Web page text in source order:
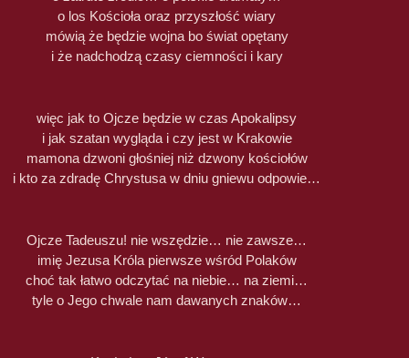
o los Kościoła oraz przyszłość wiary
mówią że będzie wojna bo świat opętany
i że nadchodzą czasy ciemności i kary
więc jak to Ojcze będzie w czas Apokalipsy
i jak szatan wygląda i czy jest w Krakowie
mamona dzwoni głośniej niż dzwony kościołów
i kto za zdradę Chrystusa w dniu gniewu odpowie…
Ojcze Tadeuszu! nie wszędzie… nie zawsze…
imię Jezusa Króla pierwsze wśród Polaków
choć tak łatwo odczytać na niebie… na ziemi…
tyle o Jego chwale nam dawanych znaków…